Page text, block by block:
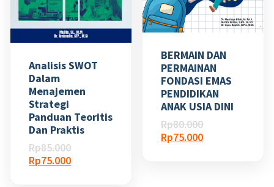
Analisis SWOT
Dalam
Menajemen
Strategi
Panduan Teoritis
Dan Praktis
Rp85.000Harga
aslinya
Rp75.000Harga
BERMAIN DAN
PERMAINAN
FONDASI EMAS
PENDIDIKAN
ANAK USIA DINI
Rp80.000Harga
aslinya
Rp75.000Harga